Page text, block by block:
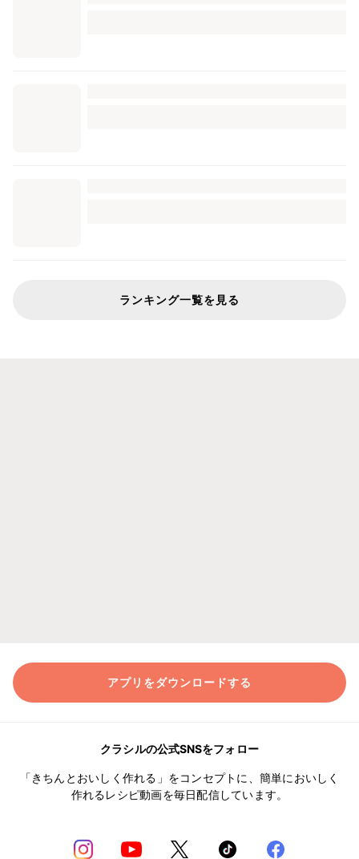
ランキング一覧を見る
アプリをダウンロードする
クラシルの公式SNSをフォロー
「きちんとおいしく作れる」をコンセプトに、簡単においしく
作れるレシピ動画を毎日配信しています。